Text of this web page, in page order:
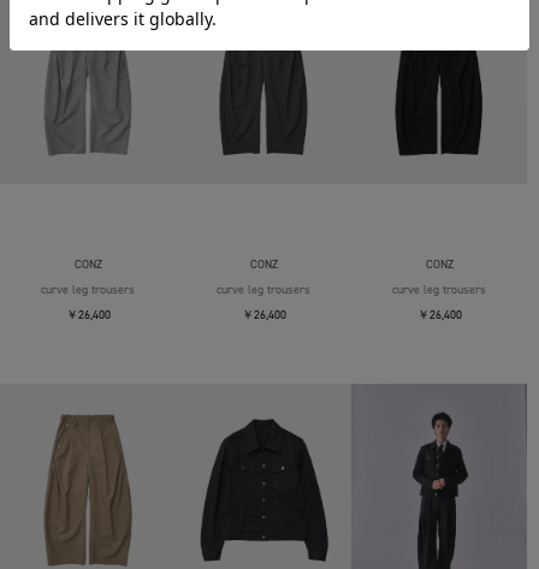
CONZ
curve leg trousers
￥26,400
CONZ
curve leg trousers
￥26,400
CONZ
curve leg trousers
￥26,400